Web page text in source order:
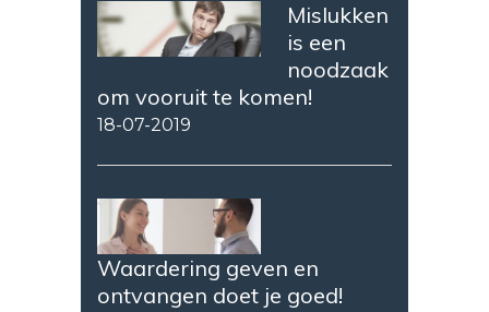
Mislukken
is een
noodzaak
om vooruit te komen!
18-07-2019
Waardering geven en
ontvangen doet je goed!